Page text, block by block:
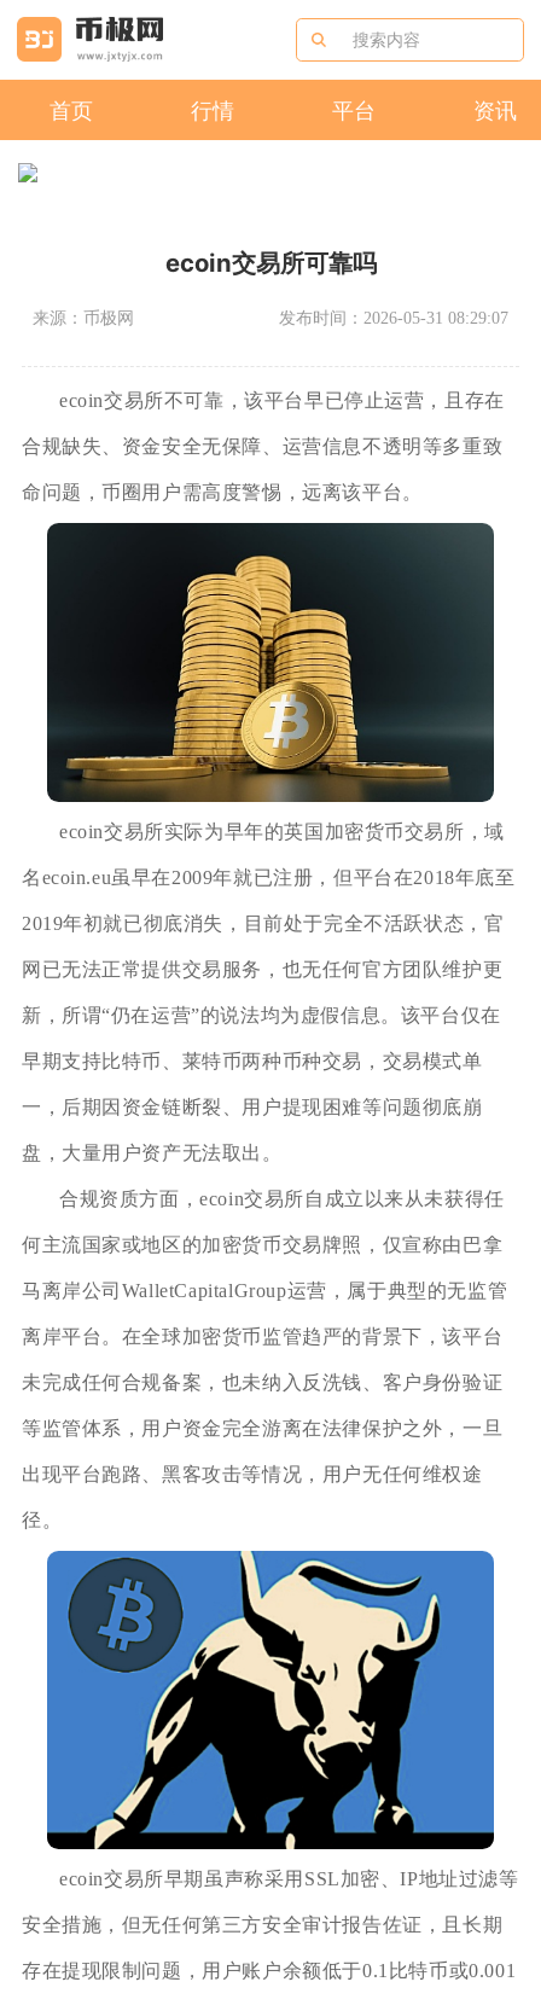
首页 行情 平台 资讯
ecoin交易所可靠吗
来源：币极网 发布时间：2026-05-31 08:29:07
ecoin交易所不可靠，该平台早已停止运营，且存在
合规缺失、资金安全无保障、运营信息不透明等多重致
命问题，币圈用户需高度警惕，远离该平台。
ecoin交易所实际为早年的英国加密货币交易所，域
名ecoin.eu虽早在2009年就已注册，但平台在2018年底至
2019年初就已彻底消失，目前处于完全不活跃状态，官
网已无法正常提供交易服务，也无任何官方团队维护更
新，所谓“仍在运营”的说法均为虚假信息。该平台仅在
早期支持比特币、莱特币两种币种交易，交易模式单
一，后期因资金链断裂、用户提现困难等问题彻底崩
盘，大量用户资产无法取出。
合规资质方面，ecoin交易所自成立以来从未获得任
何主流国家或地区的加密货币交易牌照，仅宣称由巴拿
马离岸公司WalletCapitalGroup运营，属于典型的无监管
离岸平台。在全球加密货币监管趋严的背景下，该平台
未完成任何合规备案，也未纳入反洗钱、客户身份验证
等监管体系，用户资金完全游离在法律保护之外，一旦
出现平台跑路、黑客攻击等情况，用户无任何维权途
径。
ecoin交易所早期虽声称采用SSL加密、IP地址过滤等
安全措施，但无任何第三方安全审计报告佐证，且长期
存在提现限制问题，用户账户余额低于0.1比特币或0.001